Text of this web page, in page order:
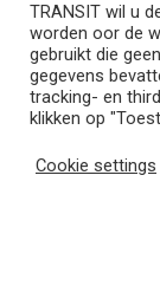
Bouw je
Basis
TRANSIT wil u
worden oor de
gebruikt die
gegevens
tracking- en
klikken op
Cookie settings